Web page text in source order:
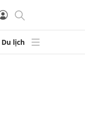
Du lịch